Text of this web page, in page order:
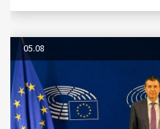
05.08